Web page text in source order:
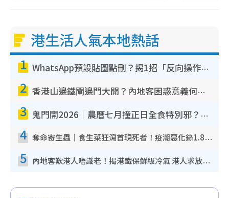
港生活人氣本地熱話
1 WhatsApp預設貼圖點刪？揭1招「反向操作」還原簡潔介面 附3步實測教學
2 香港山邊鐵閘邊門大開？內地客困惑意義何在！網民神回覆：呢種叫法理性防禦
3 鬼門開2026｜農曆七月撞正日全食特別邪？專家警告切忌做一事！揭4大禁忌+2招保平安
4 奪命寄生蟲｜食生菜狂瀉首現死者！疫潮惡化錄1.8萬宗病例 揭洗菜3大謬誤
5 內地客歎港人唔識老！揭港鐵保鮮級冷氣 港人求放過：咪投訴